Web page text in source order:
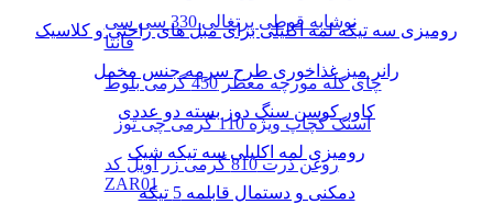
نوشابه قوطی پرتغالی 330 سی سی
فانتا
چای کله مورچه معطر 450 گرمی بلوط
اسنک کچاپ ویژه 110 گرمی چی توز
روغن ذرت 810 گرمی زر اویل کد
ZAR01
رومیزی سه تیکه لمه اکلیلی برای مبل های راحتی و کلاسیک
رانر میز غذاخوری طرح سرمه جنس مخمل
کاور کوسن سنگ دوز بسته دو عددی
رومیزی لمه اکلیلی سه تیکه شیک
دمکنی و دستمال قابلمه 5 تیکه